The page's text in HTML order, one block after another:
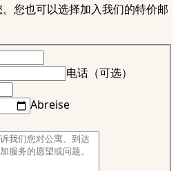
您也可以选择加入我们的特价邮
电话（可选）
Abreise